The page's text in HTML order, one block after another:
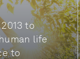
to
life
to